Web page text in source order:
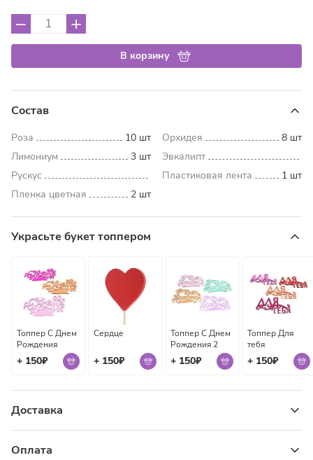
– +
В корзину
Состав
Роза 10 шт Орхидея
8 шт
Лимониум
3 шт
Эвкалипт
Рускус
Пластиковая лента
1 шт
Пленка цветная
2 шт
Украсьте букет топпером
Топпер С Днем
Рождения
+ 150₽
Сердце
+ 150₽
Топпер С Днем
Рождения 2
+ 150₽
Топпер Для
тебя
+ 150₽
Доставка
Оплата